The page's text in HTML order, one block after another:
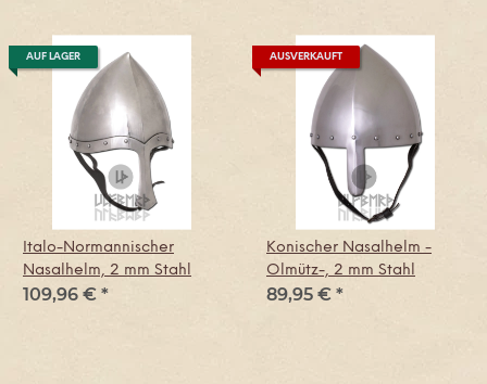
AUF LAGER
Italo-Normannischer
Nasalhelm, 2 mm Stahl
109,96 € *
AUSVERKAUFT
Konischer Nasalhelm -
Olmütz-, 2 mm Stahl
89,95 € *